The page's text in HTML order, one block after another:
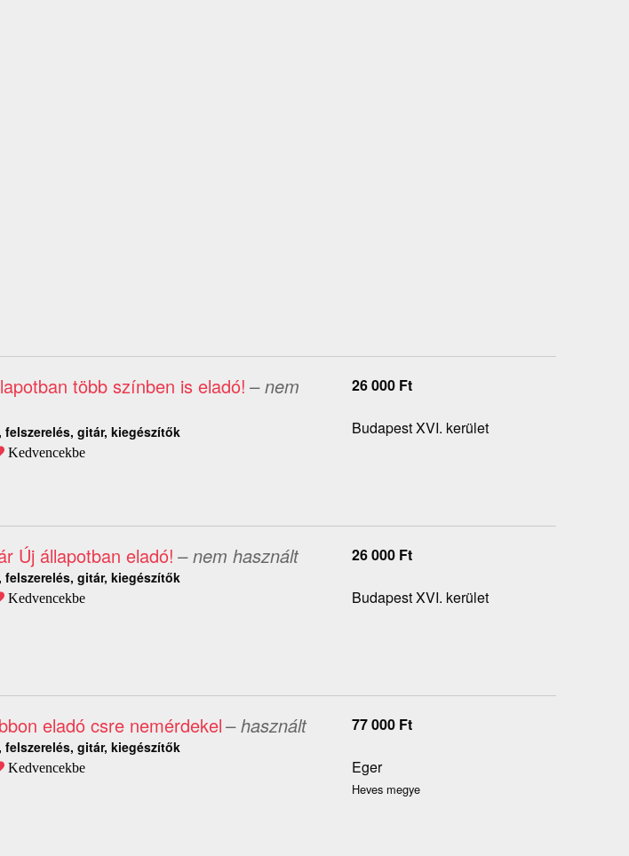
több színben is eladó! – nem
gitár, kiegészítők
Kedvencekbe
26 000 Ft
Budapest XVI. kerület
Új állapotban eladó! – nem használt
gitár, kiegészítők
Kedvencekbe
26 000 Ft
Budapest XVI. kerület
eladó csre nemérdekel– használt
gitár, kiegészítők
Kedvencekbe
77 000 Ft
Eger
Heves megye